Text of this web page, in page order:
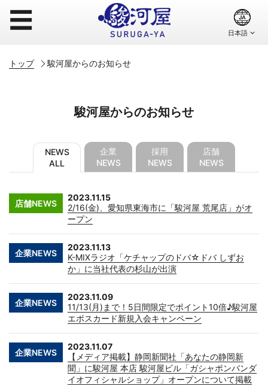
☰
トップ 駿河屋からのお知らせ
駿河屋からのお知らせ
NEWS
ALL
企業
NEWS
採用
NEWS
店舗
NEWS
店舗NEWS
2023.11.15
2/16(金)、愛知県東海市に「駿河屋 荒尾店」がオ
ープン
企業NEWS
2023.11.13
K-MIXラジオ「ケチャップのドバ☆ドバ しずお
か」に当社代表の杉山が出演
企業NEWS
2023.11.09
11/13(月)まで！5日間限定でポイント10倍♪駿河屋
エポスカード新規入会キャンペーン
企業NEWS
2023.11.07
【メディア掲載】静岡新聞社「あなたの静岡新
聞」に駿河屋 本店 駿河屋ビル「ガシャポンバンダ
イオフィシャルショップ」オープンについて掲載